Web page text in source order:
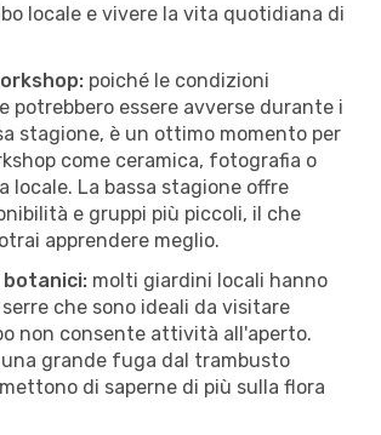
locale e vivere la vita quotidiana di
poiché le condizioni
potrebbero essere avverse durante i
stagione, è un ottimo momento per
come ceramica, fotografia o
locale. La bassa stagione offre
e gruppi più piccoli, il che
apprendere meglio.
molti giardini locali hanno
che sono ideali da visitare
non consente attività all'aperto.
grande fuga dal trambusto
di saperne di più sulla flora